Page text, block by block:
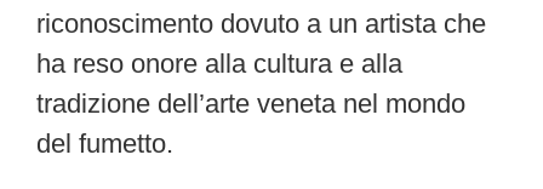
riconoscimento dovuto a un artista che
ha reso onore alla cultura e alla
tradizione dell’arte veneta nel mondo
del fumetto.